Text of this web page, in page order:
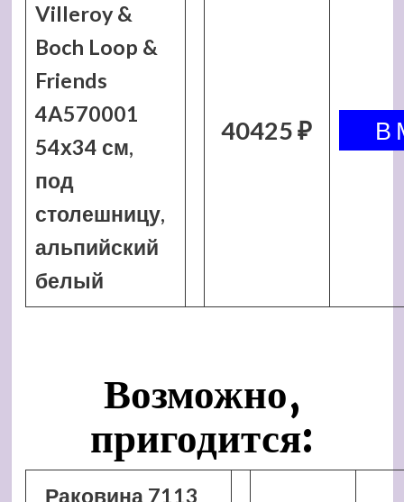
Villeroy &
Boch Loop &
Friends
4A570001
54х34 см,
под
столешницу,
альпийский
белый
40425 ₽
Возможно,
пригодится:
Раковина 7113